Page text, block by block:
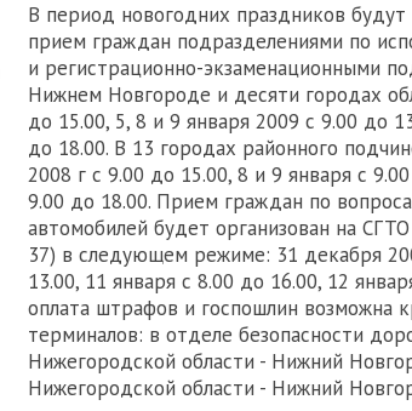
В период новогодних праздников
прием граждан подразделениями по
и регистрационно-экзаменационными
Нижнем Новгороде и десяти городах
до 15.00, 5, 8 и 9 января 2009 с 9.00 до
до 18.00. В 13 городах районного
2008 г с 9.00 до 15.00, 8 и 9 января с
9.00 до 18.00. Прием граждан по
автомобилей будет организован на
37) в следующем режиме: 31 декабря
13.00, 11 января с 8.00 до 16.00, 12
оплата штрафов и госпошлин возможна
терминалов: в отделе безопасности
Нижегородской области - Нижний
Нижегородской области - Нижний